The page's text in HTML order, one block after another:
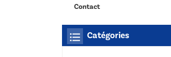
Contact
Catégories